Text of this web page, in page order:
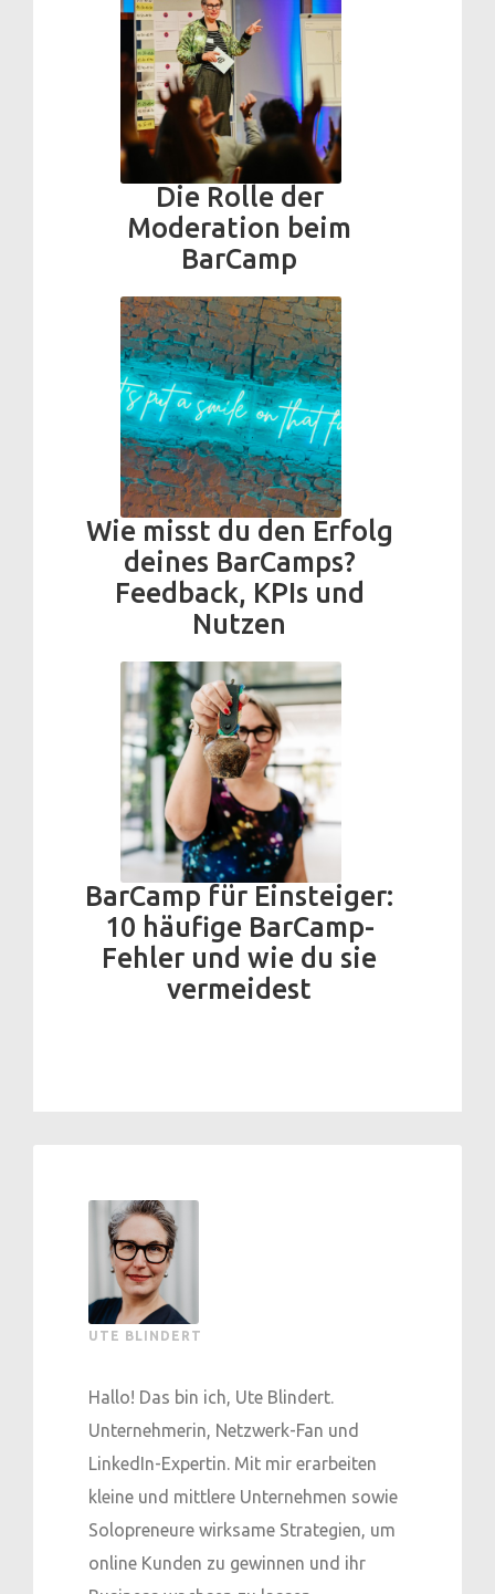
Die Rolle der
Moderation beim
BarCamp
Wie misst du den Erfolg
deines BarCamps?
Feedback, KPIs und
Nutzen
BarCamp für Einsteiger:
10 häufige BarCamp-
Fehler und wie du sie
vermeidest
UTE BLINDERT
Hallo! Das bin ich, Ute Blindert.
Unternehmerin, Netzwerk-Fan und
LinkedIn-Expertin. Mit mir erarbeiten
kleine und mittlere Unternehmen sowie
Solopreneure wirksame Strategien, um
online Kunden zu gewinnen und ihr